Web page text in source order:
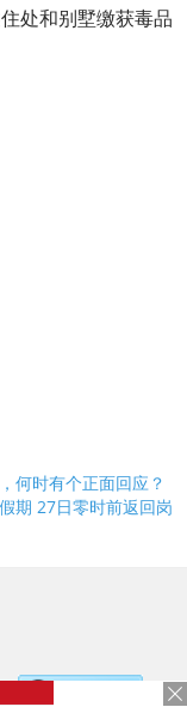
处和别墅缴获毒品
何时有个正面回应？
期 27日零时前返回岗
，